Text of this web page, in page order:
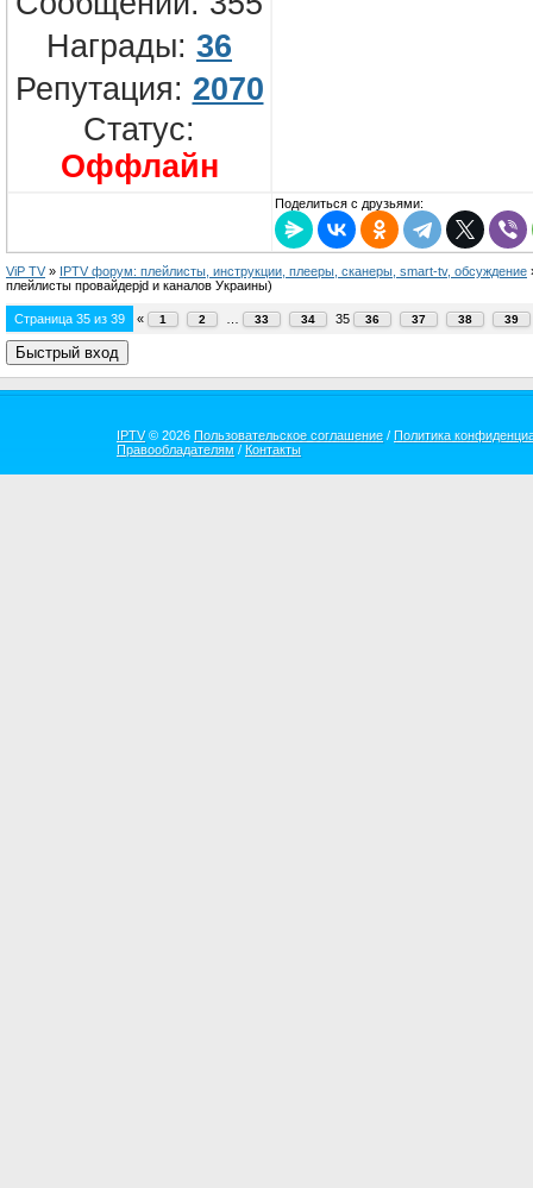
Награды: 36
Репутация: 2070
Статус:
Оффлайн
Поделиться с друзьями:
ViP TV » IPTV форум: плейлисты, инструкции, плееры, сканеры, smart-tv, обсуждение
плейлисты провайдерjd и каналов Украины)
Страница 35 из 39 « 1 2 33 34 35 36 37 38 39
IPTV© 2026 Пользовательское соглашение / Политика
Правообладателям / Контакты